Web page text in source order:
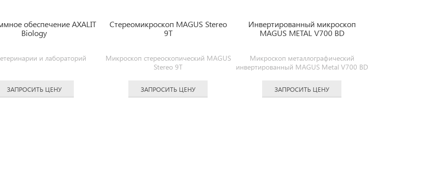
обеспечение AXALIT
Biology
и лабораторий
ЗАПРОСИТЬ ЦЕНУ
Стереомикроскоп MAGUS Stereo
9T
Микроскоп стереоскопический MAGUS
Stereo 9T
ЗАПРОСИТЬ ЦЕНУ
Инвертированный микроскоп
MAGUS METAL V700 BD
Микроскоп металлографический
инвертированный MAGUS Metal V700 BD
ЗАПРОСИТЬ ЦЕНУ